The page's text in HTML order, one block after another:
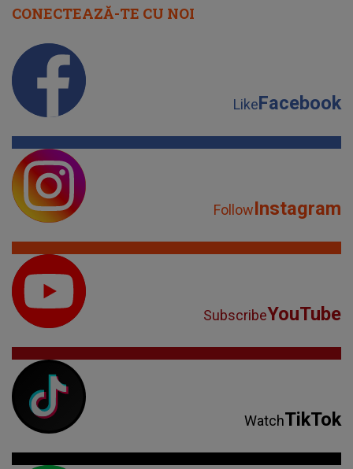
CONECTEAZĂ-TE CU NOI
LikeFacebook
FollowInstagram
SubscribeYouTube
WatchTikTok